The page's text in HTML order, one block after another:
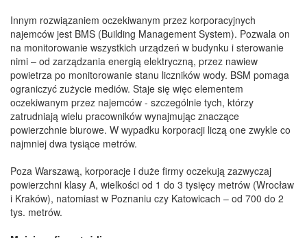
Innym rozwiązaniem oczekiwanym przez korporacyjnych
najemców jest BMS (Building Management System). Pozwala on
na monitorowanie wszystkich urządzeń w budynku i sterowanie
nimi – od zarządzania energią elektryczną, przez nawiew
powietrza po monitorowanie stanu liczników wody. BSM pomaga
ograniczyć zużycie mediów. Staje się więc elementem
oczekiwanym przez najemców - szczególnie tych, którzy
zatrudniają wielu pracowników wynajmując znaczące
powierzchnie biurowe. W wypadku korporacji liczą one zwykle co
najmniej dwa tysiące metrów.
Poza Warszawą, korporacje i duże firmy oczekują zazwyczaj
powierzchni klasy A, wielkości od 1 do 3 tysięcy metrów (Wrocław
i Kraków), natomiast w Poznaniu czy Katowicach – od 700 do 2
tys. metrów.